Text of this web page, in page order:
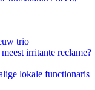
trio
irritante reclame?
lokale functionaris